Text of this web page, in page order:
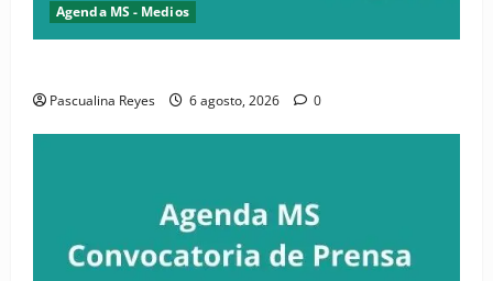
Agenda MS - Medios
Pascualina Reyes 6 agosto, 2026 0